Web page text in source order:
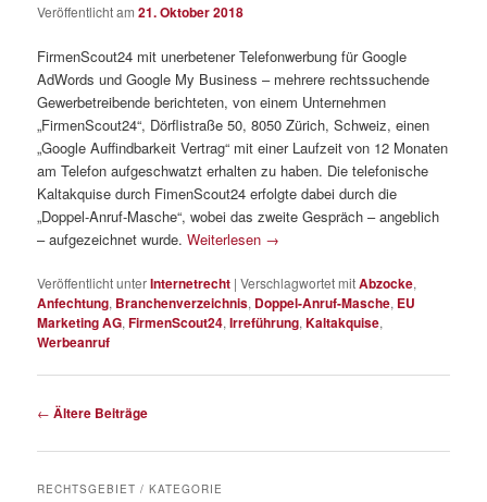
Veröffentlicht am21. Oktober 2018
FirmenScout24 mit unerbetener Telefonwerbung für Google
AdWords und Google My Business – mehrere rechtssuchende
Gewerbetreibende berichteten, von einem Unternehmen
„FirmenScout24“, Dörflistraße 50, 8050 Zürich, Schweiz, einen
„Google Auffindbarkeit Vertrag“ mit einer Laufzeit von 12 Monaten
am Telefon aufgeschwatzt erhalten zu haben. Die telefonische
Kaltakquise durch FimenScout24 erfolgte dabei durch die
„Doppel-Anruf-Masche“, wobei das zweite Gespräch – angeblich
– aufgezeichnet wurde.Weiterlesen →
Veröffentlicht unterInternetrecht |Verschlagwortet mitAbzocke,
Anfechtung, Branchenverzeichnis, Doppel-Anruf-Masche, EU
Marketing AG,FirmenScout24,Irreführung,Kaltakquise,
Werbeanruf
Beitragsnavigation
← Ältere Beiträge
RECHTSGEBIET / KATEGORIE